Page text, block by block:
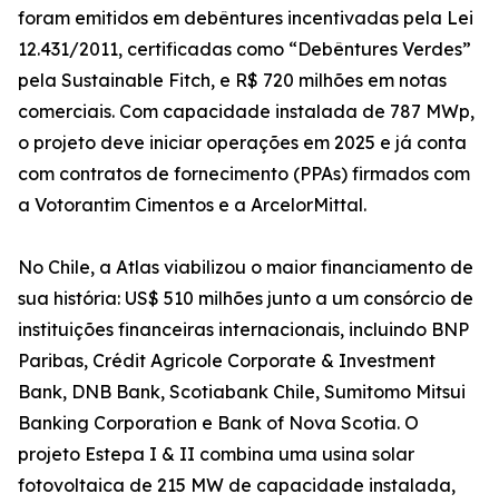
foram emitidos em debêntures incentivadas pela Lei
12.431/2011, certificadas como “Debêntures Verdes”
pela Sustainable Fitch, e R$ 720 milhões em notas
comerciais. Com capacidade instalada de 787 MWp,
o projeto deve iniciar operações em 2025 e já conta
com contratos de fornecimento (PPAs) firmados com
a Votorantim Cimentos e a ArcelorMittal.
No Chile, a Atlas viabilizou o maior financiamento de
sua história: US$ 510 milhões junto a um consórcio de
instituições financeiras internacionais, incluindo BNP
Paribas, Crédit Agricole Corporate & Investment
Bank, DNB Bank, Scotiabank Chile, Sumitomo Mitsui
Banking Corporation e Bank of Nova Scotia. O
projeto Estepa I & II combina uma usina solar
fotovoltaica de 215 MW de capacidade instalada,